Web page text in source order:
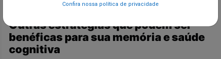
Outras estratégias que podem ser
benéficas para sua memória e saúde
cognitiva
Confira nossa política de privacidade